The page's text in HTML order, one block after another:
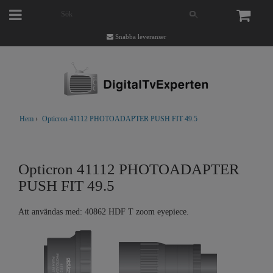
Snabba leveranser
Hem › Opticron 41112 PHOTOADAPTER PUSH FIT 49.5
Opticron 41112 PHOTOADAPTER
PUSH FIT 49.5
Att användas med: 40862 HDF T zoom eyepiece.